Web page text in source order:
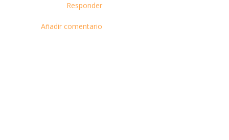
Responder
Añadir comentario